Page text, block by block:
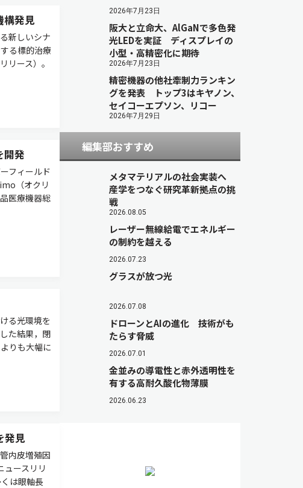
構発見
新しいシナ
る標的治療
リース）。
開発
フィールド
（オクリ
医療機器総
る光環境を
た結果，閉
りも大幅に
発見
内皮増殖因
ュースリリ
は眼軸長
2026年7月23日
阪大と立命大、AlGaNで多色発
光LEDを実証 ディスプレイの
小型・高精密化に期待
2026年7月23日
精密機器の他社牽制力ランキン
グを発表 トップ3はキヤノン、
セイコーエプソン、リコー
2026年7月29日
編集部おすすめ
メタマテリアルの社会実装へ
産学をつなぐ研究革新拠点の挑
戦
2026.08.05
レーザー無線給電でエネルギー
の制約を越える
2026.07.23
グラスが放つ光
2026.07.08
ドローンとAIの進化 技術がも
たらす脅威
2026.07.01
金並みの導電性と赤外透明性を
有する高耐久酸化物薄膜
2026.06.23